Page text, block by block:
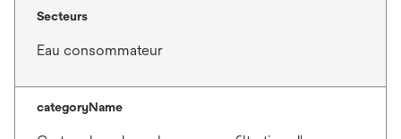
Secteurs
Eau consommateur
categoryName